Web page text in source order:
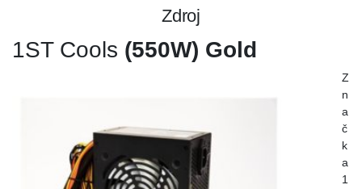
Zdroj
1ST Cools (550W) Gold
Z
n
a
č
k
a
1